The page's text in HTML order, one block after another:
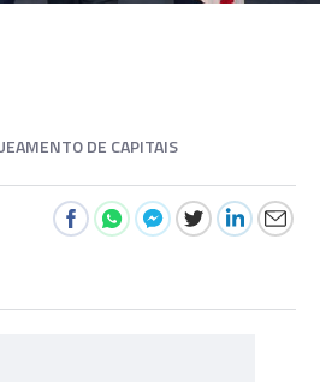
DE CAPITAIS